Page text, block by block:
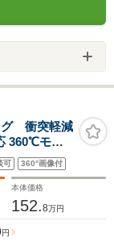
グ 衝突軽減
360℃モニ
コントロー
スマートキ
可 360°画像付
本体価格
152.8万円
円